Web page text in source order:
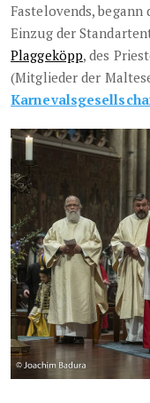
Fastelovends,
Einzug der
Plaggeköpp, des
(Mitglieder der